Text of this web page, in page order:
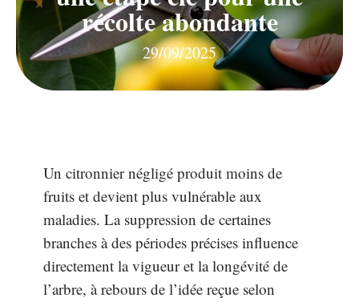
récolte abondante
29/09/2025
Un citronnier négligé produit moins de
fruits et devient plus vulnérable aux
maladies. La suppression de certaines
branches à des périodes précises influence
directement la vigueur et la longévité de
l’arbre, à rebours de l’idée reçue selon